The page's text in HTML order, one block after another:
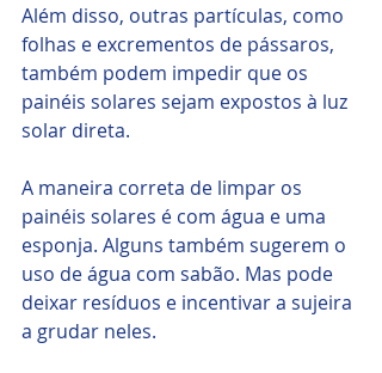
Além disso, outras partículas, como
folhas e excrementos de pássaros,
também podem impedir que os
painéis solares sejam expostos à luz
solar direta.
A maneira correta de limpar os
painéis solares é com água e uma
esponja. Alguns também sugerem o
uso de água com sabão. Mas pode
deixar resíduos e incentivar a sujeira
a grudar neles.